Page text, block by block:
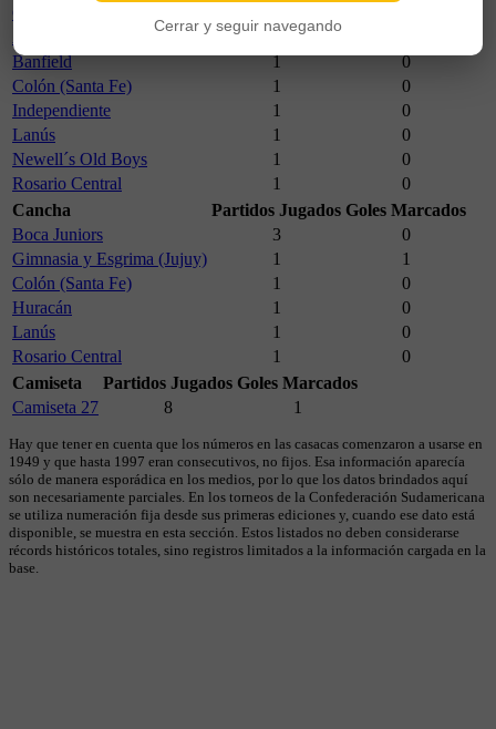
Gimnasia y Esgrima (Jujuy)
1
Banfield
1
0
Colón (Santa Fe)
1
0
Independiente
1
0
Lanús
1
0
Newell´s Old Boys
1
0
Rosario Central
1
0
Cancha
Partidos Jugados Goles Marcados
Boca Juniors
3
0
Gimnasia y Esgrima (Jujuy)
1
1
Colón (Santa Fe)
1
0
Huracán
1
0
Lanús
1
0
Rosario Central
1
0
Camiseta
Partidos Jugados Goles Marcados
Camiseta 27
8 1
Hay que tener en cuenta que los números en las casacas comenzaron a usarse en
1949 y que hasta 1997 eran consecutivos, no fijos. Esa información aparecía
sólo de manera esporádica en los medios, por lo que los datos brindados aquí
son necesariamente parciales. En los torneos de la Confederación Sudamericana
se utiliza numeración fija desde sus primeras ediciones y, cuando ese dato está
disponible, se muestra en esta sección. Estos listados no deben considerarse
récords históricos totales, sino registros limitados a la información cargada en la
base.
Cerrar y seguir navegando